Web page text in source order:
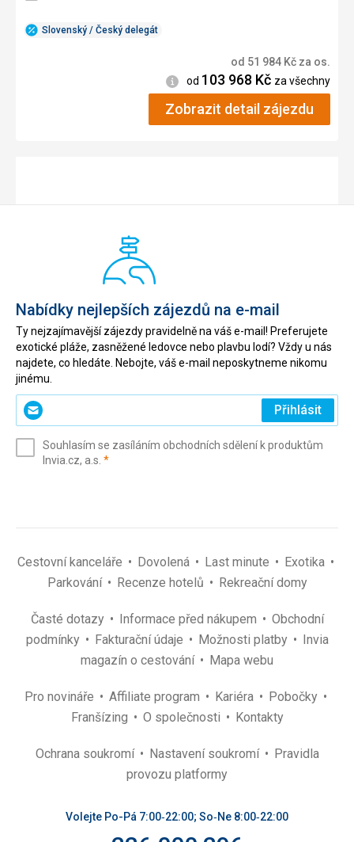
Slovenský / Český delegát
od 51 984 Kč za os.
Informace
od 103 968 Kč za všechny
Zobrazit detail zájezdu
Nabídky nejlepších zájezdů na e-mail
Ty nejzajímavější zájezdy pravidelně na váš e-mail! Preferujete
exotické pláže, zasněžené ledovce nebo plavbu lodí? Vždy u nás
najdete, co hledáte. Nebojte, váš e-mail neposkytneme nikomu
jinému.
Zadejte
svůj
(povinné)
Přihlásit
Souhlasím se zasíláním obchodních sdělení k produktům
Invia.cz, a.s. *(povinné)
Cestovní kanceláře Dovolená Last minute
Exotika
Parkování
Recenze hotelů Rekreační domy
Časté dotazy Informace před nákupem
Obchodní
podmínky
Fakturační údaje Možnosti platby
Invia
magazín o cestování
Mapa webu
Pro novináře Affiliate program Kariéra
Pobočky
Franšízing
O společnosti Kontakty
Ochrana soukromí Nastavení soukromí
Pravidla
provozu platformy
Volejte Po-Pá 7:00‑22:00; So‑Ne 8:00‑22:00